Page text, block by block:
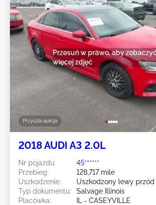
Przyszła aukcja
Przesuń w prawo, aby
więcej zdjęć
2018 AUDI A3 2.0L
Nr pojazdu:
45******
Przebieg:
128,717 mile
Uszkodzenie:
Uszkodzony lewy przód
Typ dokumentu:
Salvage Illinois
Placówka:
IL - CASEYVILLE